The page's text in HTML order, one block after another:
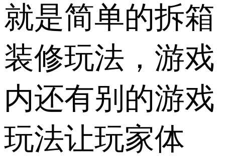
就是简单的拆箱
装修玩法，游戏
内还有别的游戏
玩法让玩家体